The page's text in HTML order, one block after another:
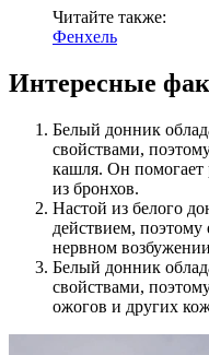
Читайте также:
Фенхель
Интересные
Белый донник
свойствами,
кашля. Он помогает
из бронхов.
Настой из белого
действием,
нервном
Белый донник
свойствами,
ожогов и других